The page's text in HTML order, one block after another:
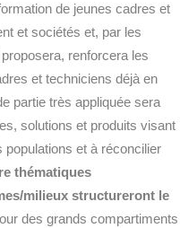
de jeunes cadres et
et sociétés et, par les
renforcera les
et techniciens déjà en
partie très appliquée sera
solutions et produits visant
populations et à réconcilier
thématiques
milieux structureront le
des grands compartiments